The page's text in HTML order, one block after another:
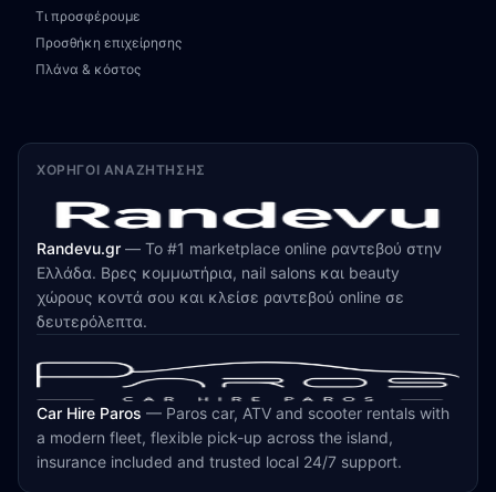
Τι προσφέρουμε
Προσθήκη επιχείρησης
Πλάνα & κόστος
ΧΟΡΗΓΟΊ ΑΝΑΖΉΤΗΣΗΣ
Randevu.gr — Το #1 marketplace online ραντεβού στην
Ελλάδα. Βρες κομμωτήρια, nail salons και beauty
χώρους κοντά σου και κλείσε ραντεβού online σε
δευτερόλεπτα.
Car Hire Paros — Paros car, ATV and scooter rentals with
a modern fleet, flexible pick-up across the island,
insurance included and trusted local 24/7 support.